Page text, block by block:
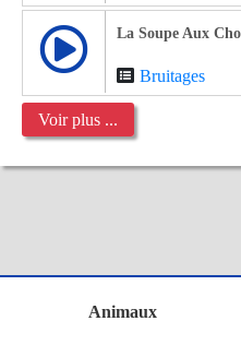
La Soupe Aux
Bruitages
Voir plus ...
Animaux